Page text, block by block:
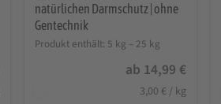
natürlichen Darmschutz | ohne
Gentechnik
Produkt enthält: 5 kg – 25 kg
ab 14,99 €
3,00 € / kg